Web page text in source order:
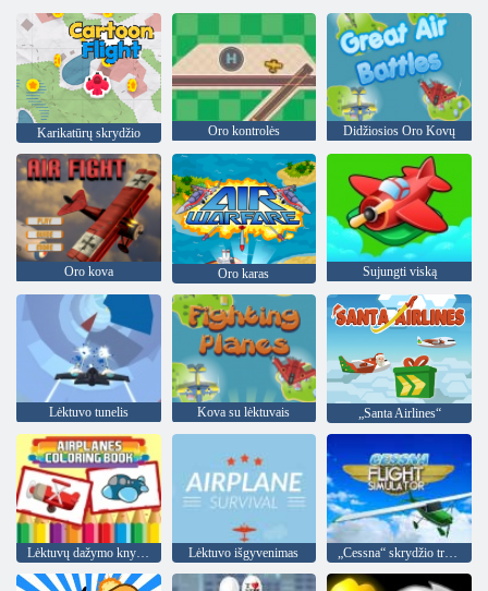
Karikatūrų skrydžio Oro kontrolės Didžiosios Oro Kovų
Oro kova Oro karas Sujungti viską
Lėktuvo tunelis Kova su lėktuvais „Santa Airlines“
Lėktuvų dažymo knygelė Lėktuvo išgyvenimas „Cessna“ skrydžio treniruoklis